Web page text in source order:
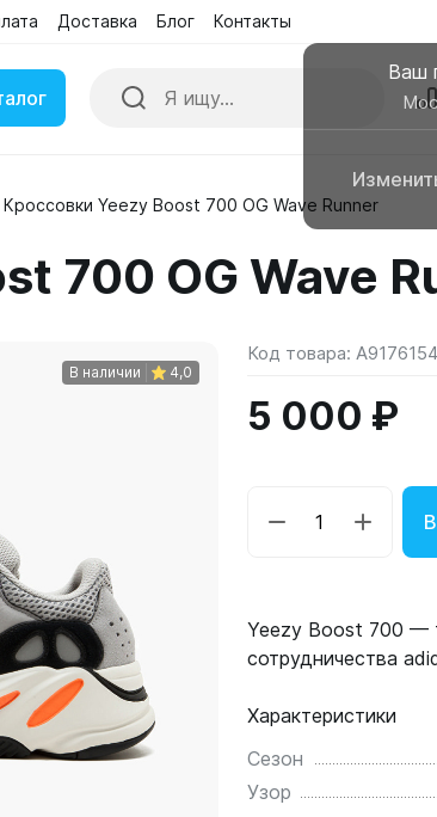
Доставка Блог Контакты
Ваш
колонки
Умные часы
Чехлы для
Кроссовки Yeezy Boost 700 OG Wave Runner
700 OG Wave
В наличии 4,0
Код товара: A9176154
5 000 ₽
Yeezy Boost 700 —
сотрудничества
Характеристики
Сезон
Узор